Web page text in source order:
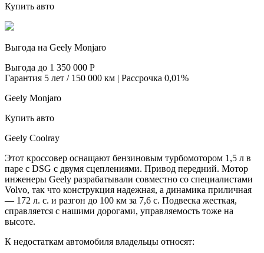
Купить авто
Выгода на Geely Monjaro
Выгода до 1 350 000 Р
Гарантия 5 лет / 150 000 км | Рассрочка 0,01%
Geely Monjaro
Купить авто
Geely Coolray
Этот кроссовер оснащают бензиновым турбомотором 1,5 л в
паре с DSG с двумя сцеплениями. Привод передний. Мотор
инженеры Geely разрабатывали совместно со специалистами
Volvo, так что конструкция надежная, а динамика приличная
— 172 л. с. и разгон до 100 км за 7,6 с. Подвеска жесткая,
справляется с нашими дорогами, управляемость тоже на
высоте.
К недостаткам автомобиля владельцы относят: